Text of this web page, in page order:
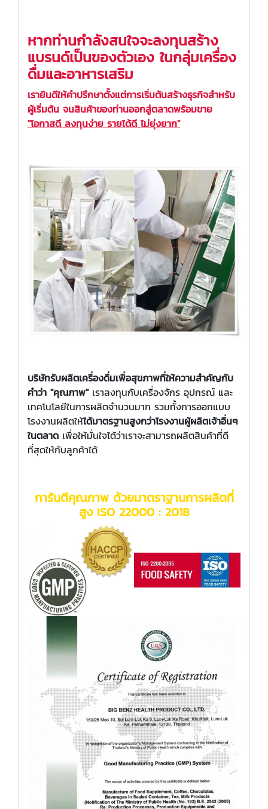
หากท่านกำลังสนใจจะลงทุนสร้าง
แบรนด์เป็นของตัวเอง ในกลุ่มเครื่อง
ดื่มและอาหารเสริม
เรายินดีให้คำปรึกษาตั้งแต่การเริ่มต้นสร้างธุรกิจสำหรับ
ผู้เริ่มต้น จนสินค้าของท่านออกสู่ตลาดพร้อมขาย
"โอกาสดี ลงทุนง่าย รายได้ดี ไม่ยุ่งยาก"
บริษัทรับผลิตเครื่องดื่มเพื่อสุขภาพที่ให้ความสำคัญกับ
คำว่า "คุณภาพ" เราลงทุนกับเครื่องจักร อุปกรณ์ และ
เทคโนโลยีในการผลิตจำนวนมาก รวมทั้งการออกแบบ
โรงงานผลิตให้ได้มาตรฐานสูงกว่าโรงงานผู้ผลิตเจ้าอื่นๆ
ในตลาด เพื่อให้มั่นใจได้ว่าเราจะสามารถผลิตสินค้าที่ดี
ที่สุดให้กับลูกค้าได้
การันตีคุณภาพ ด้วยมาตราฐานการผลิตที่
สูง ISO 22000 : 2018